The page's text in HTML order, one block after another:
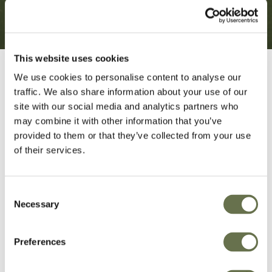
This website uses cookies
We use cookies to personalise content to analyse our
traffic. We also share information about your use of our
site with our social media and analytics partners who
may combine it with other information that you’ve
provided to them or that they’ve collected from your use
of their services.
Selection
Necessary
Preferences
Proteção de Cultivos
Nosso amplo portifólio de produtos vai ajudar
sua lavoura a alcançar altas produtividades.